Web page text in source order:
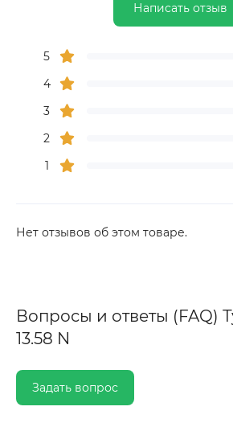
Написать отзыв
5
4
3
2
1
Нет отзывов об этом товаре.
Вопросы и ответы (FAQ)
13.58 N
Задать вопрос